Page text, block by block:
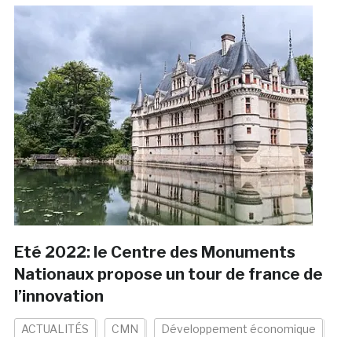
Eté 2022: le Centre des Monuments
Nationaux propose un tour de france de
l’innovation
ACTUALITÉS CMN Développement économique